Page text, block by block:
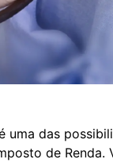
uma das
de Renda.